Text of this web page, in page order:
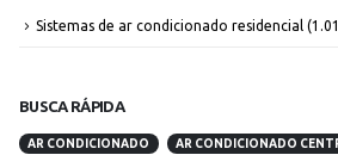
Sistemas de ar condicionado residencial
BUSCA RÁPIDA
AR CONDICIONADO AR CONDICIONADO